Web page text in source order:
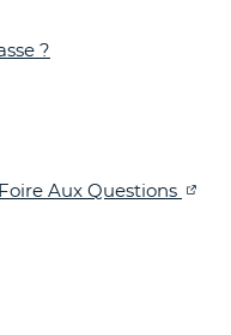
?
Aux Questions